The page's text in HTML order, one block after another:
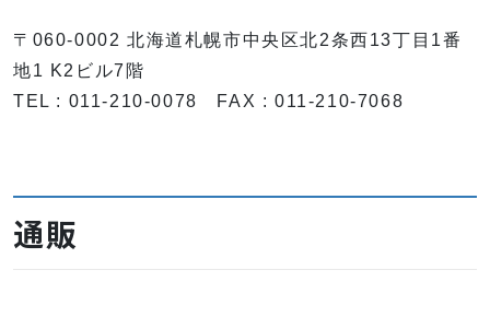
〒060-0002 北海道札幌市中央区北2条西13丁目1番
地1 K2ビル7階
TEL : 011-210-0078 FAX : 011-210-7068
通販